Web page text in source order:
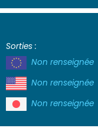
Sorties :
Non renseignée
Non renseignée
Non renseignée